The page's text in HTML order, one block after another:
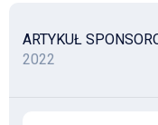
ARTYKUŁ
2022